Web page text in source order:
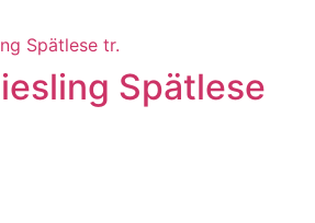
Spätlese